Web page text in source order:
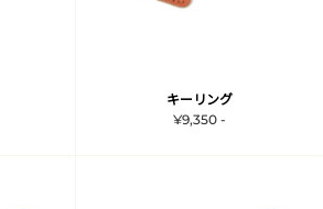
キーリング
¥9,350 -